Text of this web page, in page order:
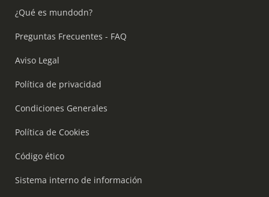
¿Qué es mundodn?
Preguntas Frecuentes - FAQ
Aviso Legal
Política de privacidad
Condiciones Generales
Política de Cookies
Código ético
Sistema interno de información